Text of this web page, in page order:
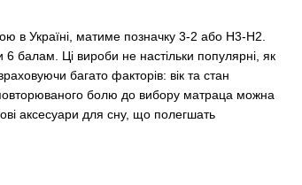
в Україні, матиме позначку 3-2 або H3-Н2.
6 балам. Ці вироби не настільки популярні, як
багато факторів: вік та стан
болю до вибору матраца можна
аксесуари для сну, що полегшать